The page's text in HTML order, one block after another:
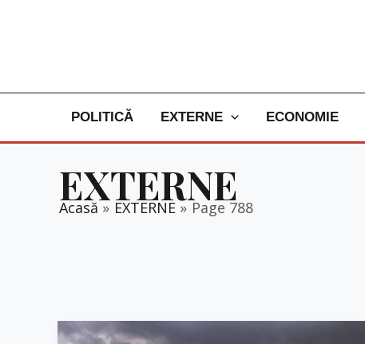
POLITICĂ EXTERNE ECONOMIE
EXTERNE
Acasă EXTERNE Page 788